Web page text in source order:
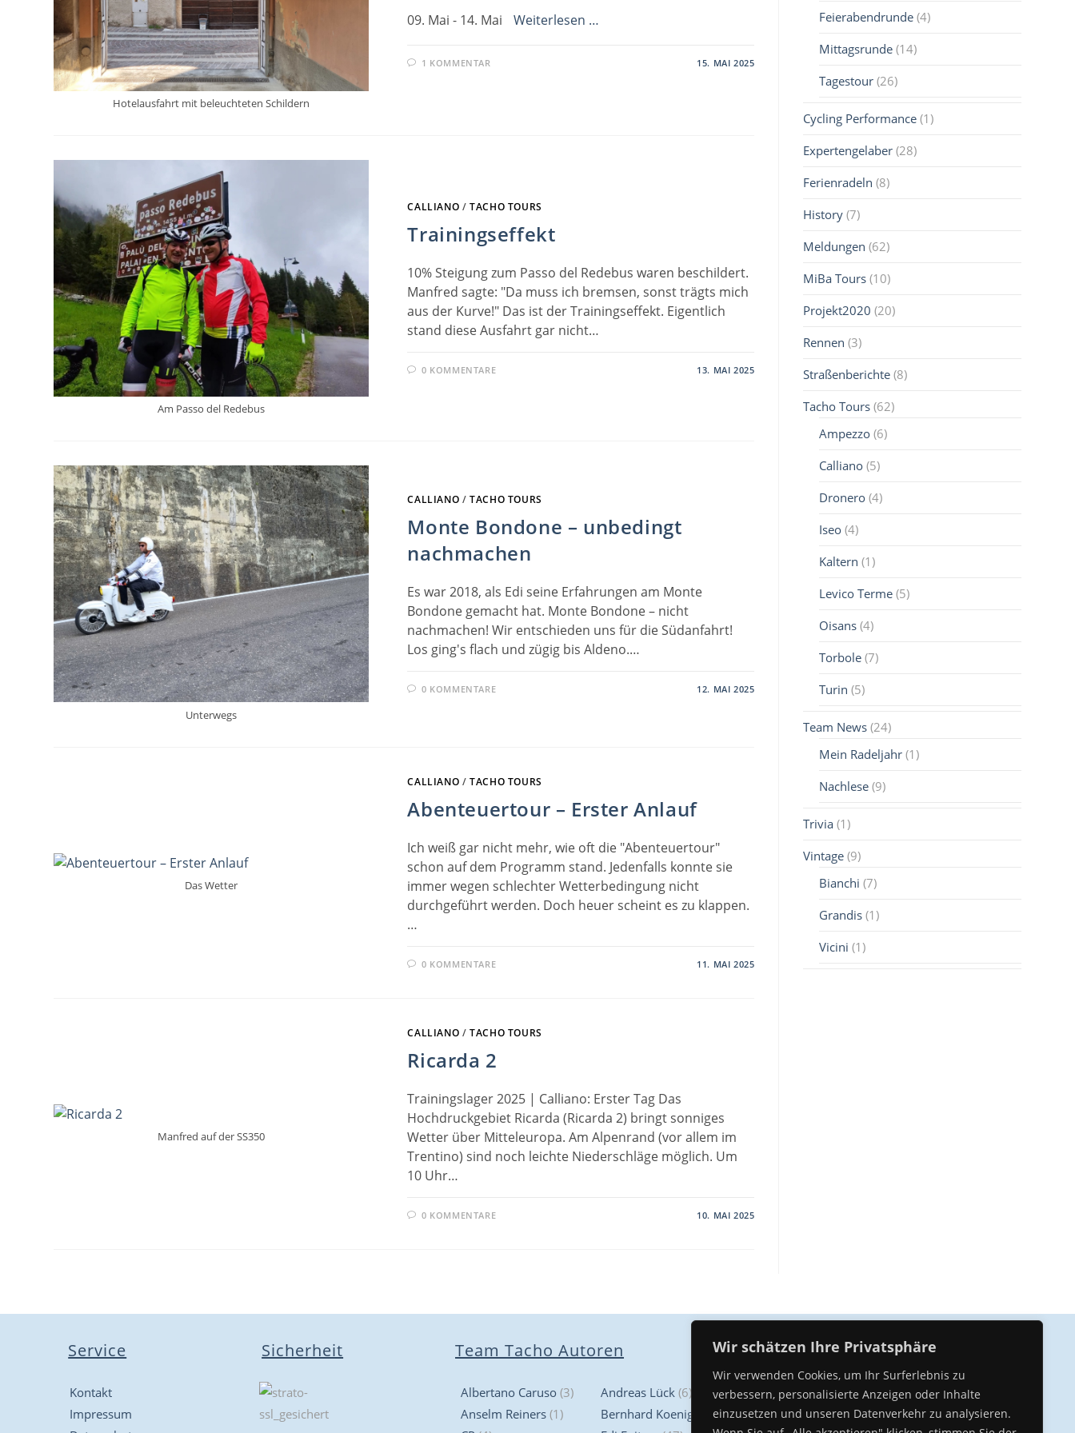
Wir schätzen Ihre Privatsphäre
Wir verwenden Cookies, um Ihr Surferlebnis zu
verbessern, personalisierte Anzeigen oder Inhalte
einzusetzen und unseren Datenverkehr zu analysieren.
Hotelausfahrt mit beleuchteten Schildern
09. Mai - 14. Mai Weiterlesen …
1 KOMMENTAR 15. MAI 2025
Am Passo del Redebus
CALLIANO /TACHO TOURS
Trainingseffekt
10% Steigung zum Passo del Redebus waren beschildert.
Manfred sagte: "Da muss ich bremsen, sonst trägts mich
aus der Kurve!" Das ist der Trainingseffekt. Eigentlich
stand diese Ausfahrt gar nicht…
0 KOMMENTARE 13. MAI 2025
Unterwegs
CALLIANO /TACHO TOURS
Monte Bondone – unbedingt
nachmachen
Es war 2018, als Edi seine Erfahrungen am Monte
Bondone gemacht hat. Monte Bondone – nicht
nachmachen! Wir entschieden uns für die Südanfahrt!
Los ging's flach und zügig bis Aldeno.…
0 KOMMENTARE 12. MAI 2025
Das Wetter
CALLIANO /TACHO TOURS
Abenteuertour – Erster Anlauf
Ich weiß gar nicht mehr, wie oft die "Abenteuertour"
schon auf dem Programm stand. Jedenfalls konnte sie
immer wegen schlechter Wetterbedingung nicht
durchgeführt werden. Doch heuer scheint es zu klappen.
…
0 KOMMENTARE 11. MAI 2025
Manfred auf der SS350
CALLIANO /TACHO TOURS
Ricarda 2
Trainingslager 2025 | Calliano: Erster Tag Das
Hochdruckgebiet Ricarda (Ricarda 2) bringt sonniges
Wetter über Mitteleuropa. Am Alpenrand (vor allem im
Trentino) sind noch leichte Niederschläge möglich. Um
10 Uhr…
0 KOMMENTARE 10. MAI 2025
Feierabendrunde (4)
Mittagsrunde (14)
Tagestour (26)
Cycling Performance (1)
Expertengelaber (28)
Ferienradeln (8)
History (7)
Meldungen (62)
MiBa Tours (10)
Projekt2020 (20)
Rennen (3)
Straßenberichte (8)
Tacho Tours (62)
Ampezzo (6)
Calliano (5)
Dronero (4)
Iseo (4)
Kaltern (1)
Levico Terme (5)
Oisans (4)
Torbole (7)
Turin (5)
Team News (24)
Mein Radeljahr (1)
Nachlese (9)
Trivia (1)
Vintage (9)
Bianchi (7)
Grandis (1)
Vicini (1)
Service
Kontakt
Impressum
Sicherheit Team Tacho Autoren
Albertano Caruso (3) Andreas Lück (6)
Anselm Reiners (1) Bernhard Koenig
Unser Kompetenz Center